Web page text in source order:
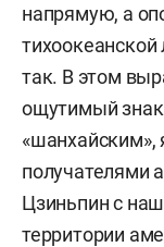
напрямую, а
тихоокеанской
так. В этом
ощутимый
получателями
Цзиньпин с
территории